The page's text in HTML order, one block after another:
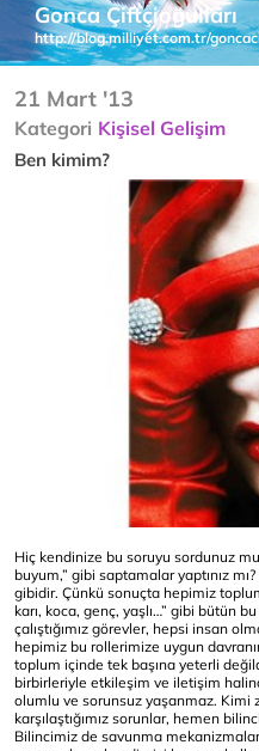
Gonca Çiftçioğulları
http://blog.milliyet.com.tr/
21 Mart '13
Kategori Kişisel Gelişim
Ben kimim?
Hiç kendinize bu soruyu sordunuz
buyum,” gibi saptamalar yaptınız
gibidir. Çünkü sonuçta hepimiz
karı, koca, genç, yaşlı…” gibi bütün
çalıştığımız görevler, hepsi insan
hepimiz bu rollerimize uygun
toplum içinde tek başına yeterli
birbirleriyle etkileşim ve iletişim
olumlu ve sorunsuz yaşanmaz. Kimi
karşılaştığımız sorunlar, hemen
Bilincimiz de savunma